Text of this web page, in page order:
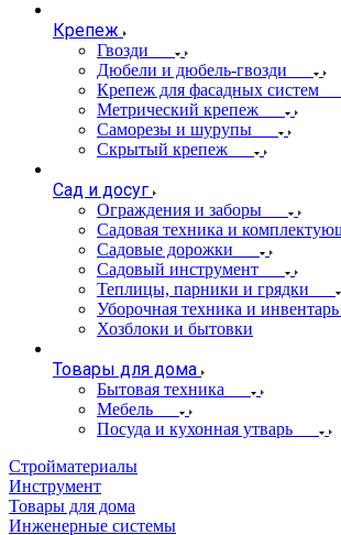
Крепеж
Гвозди
Дюбели и дюбель-гвозди
Крепеж для фасадных систем
Метрический крепеж
Саморезы и шурупы
Скрытый крепеж
Сад и досуг
Ограждения и заборы
Садовая техника и
Садовые дорожки
Садовый инструмент
Теплицы, парники и грядки
Уборочная техника и инвентарь
Хозблоки и бытовки
Товары для дома
Бытовая техника
Мебель
Посуда и кухонная утварь
Стройматериалы
Инструмент
Товары для дома
Инженерные системы